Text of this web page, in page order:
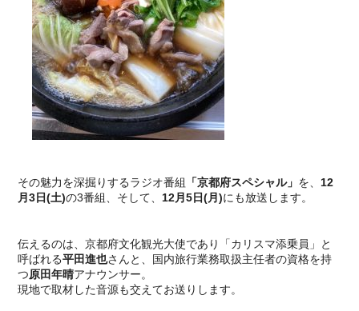
その魅力を深掘りするラジオ番組 「京都府スペシャル」 を、12
月3日(土)の3番組、そして、12月5日(月)にも放送します。
伝えるのは、京都府文化観光大使であり「カリスマ添乗員」と
呼ばれる平田進也さんと、国内旅行業務取扱主任者の資格を持
つ原田年晴アナウンサー。
現地で取材した音源も交えてお送りします。